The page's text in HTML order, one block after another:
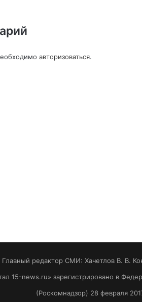
авторизоваться.
редактор СМИ: Хaчeтлoв B. B.
15-news.ru» зарегистрировано в
(Роскомнадзор) 28 февраля